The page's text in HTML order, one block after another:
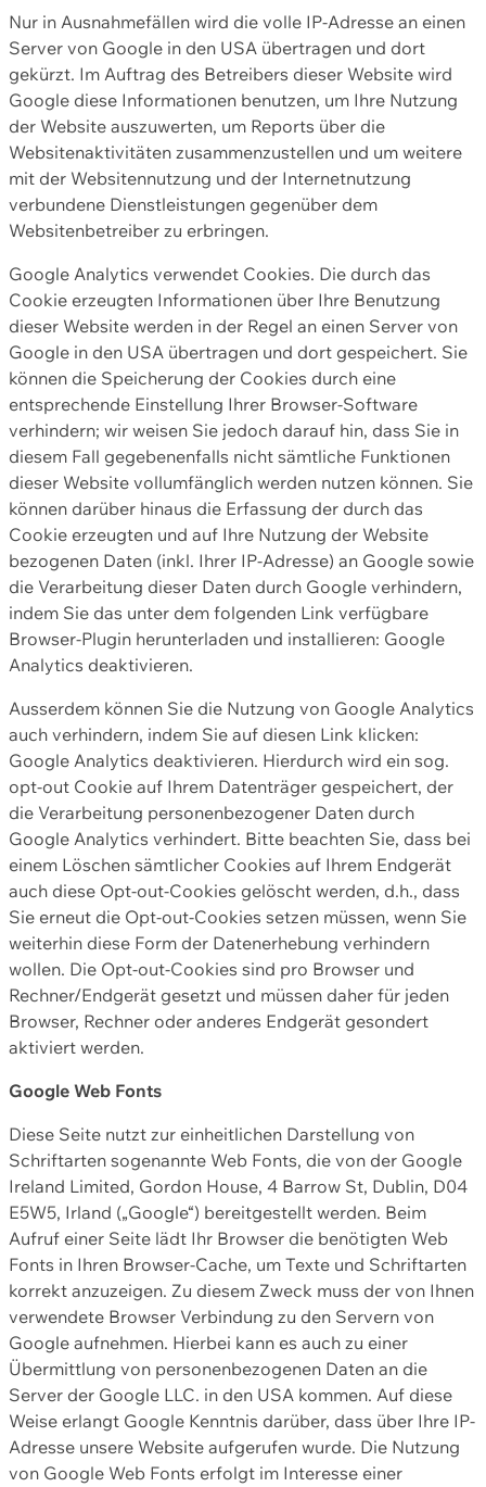
Nur in Ausnahmefällen wird die volle IP-Adresse an einen
Server von Google in den USA übertragen und dort
gekürzt. Im Auftrag des Betreibers dieser Website wird
Google diese Informationen benutzen, um Ihre Nutzung
der Website auszuwerten, um Reports über die
Websitenaktivitäten zusammenzustellen und um weitere
mit der Websitennutzung und der Internetnutzung
verbundene Dienstleistungen gegenüber dem
Websitenbetreiber zu erbringen.
Google Analytics verwendet Cookies. Die durch das
Cookie erzeugten Informationen über Ihre Benutzung
dieser Website werden in der Regel an einen Server von
Google in den USA übertragen und dort gespeichert. Sie
können die Speicherung der Cookies durch eine
entsprechende Einstellung Ihrer Browser-Software
verhindern; wir weisen Sie jedoch darauf hin, dass Sie in
diesem Fall gegebenenfalls nicht sämtliche Funktionen
dieser Website vollumfänglich werden nutzen können. Sie
können darüber hinaus die Erfassung der durch das
Cookie erzeugten und auf Ihre Nutzung der Website
bezogenen Daten (inkl. Ihrer IP-Adresse) an Google sowie
die Verarbeitung dieser Daten durch Google verhindern,
indem Sie das unter dem folgenden Link verfügbare
Browser-Plugin herunterladen und installieren: Google
Analytics deaktivieren.
Ausserdem können Sie die Nutzung von Google Analytics
auch verhindern, indem Sie auf diesen Link klicken:
Google Analytics deaktivieren. Hierdurch wird ein sog.
opt-out Cookie auf Ihrem Datenträger gespeichert, der
die Verarbeitung personenbezogener Daten durch
Google Analytics verhindert. Bitte beachten Sie, dass bei
einem Löschen sämtlicher Cookies auf Ihrem Endgerät
auch diese Opt-out-Cookies gelöscht werden, d.h., dass
Sie erneut die Opt-out-Cookies setzen müssen, wenn Sie
weiterhin diese Form der Datenerhebung verhindern
wollen. Die Opt-out-Cookies sind pro Browser und
Rechner/Endgerät gesetzt und müssen daher für jeden
Browser, Rechner oder anderes Endgerät gesondert
aktiviert werden.
Google Web Fonts
Diese Seite nutzt zur einheitlichen Darstellung von
Schriftarten sogenannte Web Fonts, die von der Google
Ireland Limited, Gordon House, 4 Barrow St, Dublin, D04
E5W5, Irland („Google“) bereitgestellt werden. Beim
Aufruf einer Seite lädt Ihr Browser die benötigten Web
Fonts in Ihren Browser-Cache, um Texte und Schriftarten
korrekt anzuzeigen. Zu diesem Zweck muss der von Ihnen
verwendete Browser Verbindung zu den Servern von
Google aufnehmen. Hierbei kann es auch zu einer
Übermittlung von personenbezogenen Daten an die
Server der Google LLC. in den USA kommen. Auf diese
Weise erlangt Google Kenntnis darüber, dass über Ihre IP-
Adresse unsere Website aufgerufen wurde. Die Nutzung
von Google Web Fonts erfolgt im Interesse einer